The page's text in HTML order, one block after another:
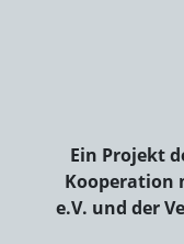
Ein Projekt
Kooperation
e.V. und der